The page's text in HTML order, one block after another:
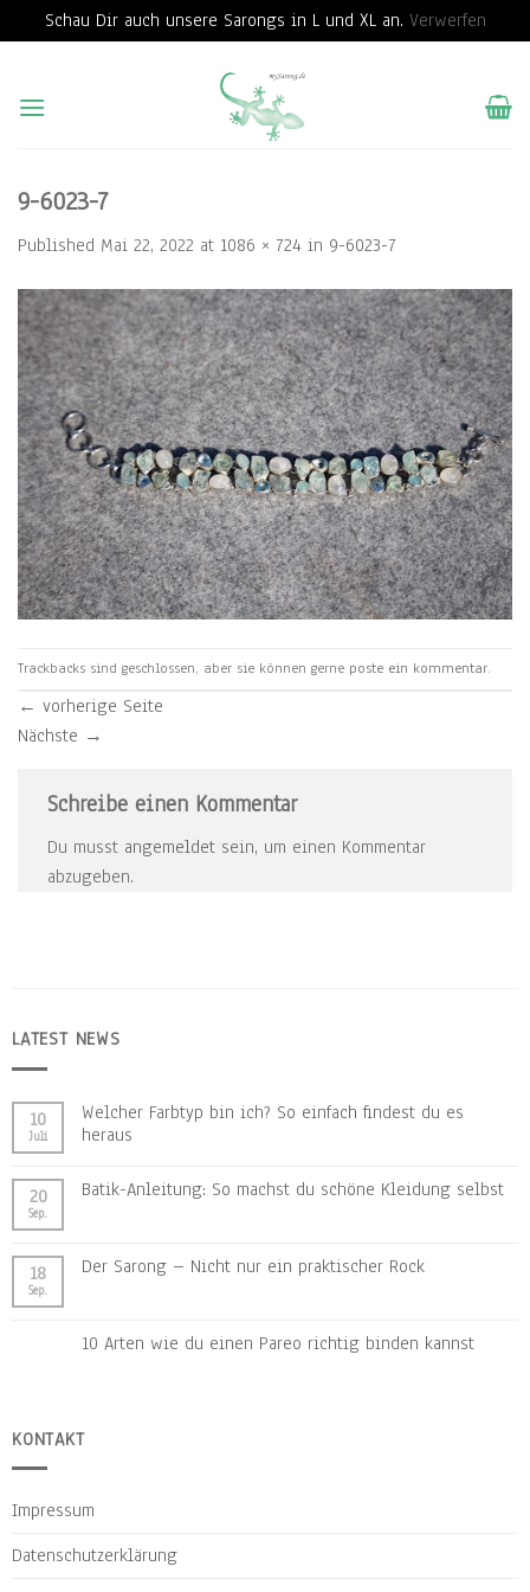
Schau Dir auch unsere Sarongs in L und XL an. Verwerfen
content
9-6023-7
Published Mai 22, 2022 at 1086 × 724 in 9-6023-7
Trackbacks sind geschlossen, aber sie können gerne poste ein kommentar.
← vorherige Seite
Nächste →
Schreibe einen Kommentar
Du musst angemeldet sein, um einen Kommentar
abzugeben.
LATEST NEWS
10
Juli
Welcher Farbtyp bin ich? So einfach findest du es
heraus
20
Sep.
Batik-Anleitung: So machst du schöne Kleidung selbst
18
Sep.
Der Sarong – Nicht nur ein praktischer Rock
10 Arten wie du einen Pareo richtig binden kannst
KONTAKT
Impressum
Datenschutzerklärung